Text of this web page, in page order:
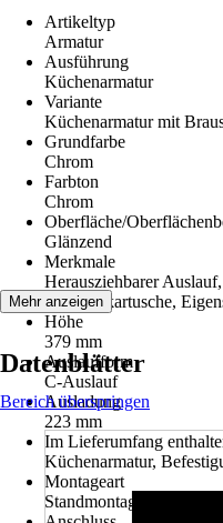
Artikeltyp
Armatur
Ausführung
Küchenarmatur
Variante
Küchenarmatur mit
Grundfarbe
Chrom
Farbton
Chrom
Oberfläche/
Glänzend
Merkmale
Herausziehbarer
Keramikkartusche,
Höhe
379 mm
Auslaufform
C-Auslauf
Ausladung
223 mm
Im Lieferumfang
Küchenarmatur,
Montageart
Standmontage
Mehr anzeigen
Datenblätter
Bereich überspringen